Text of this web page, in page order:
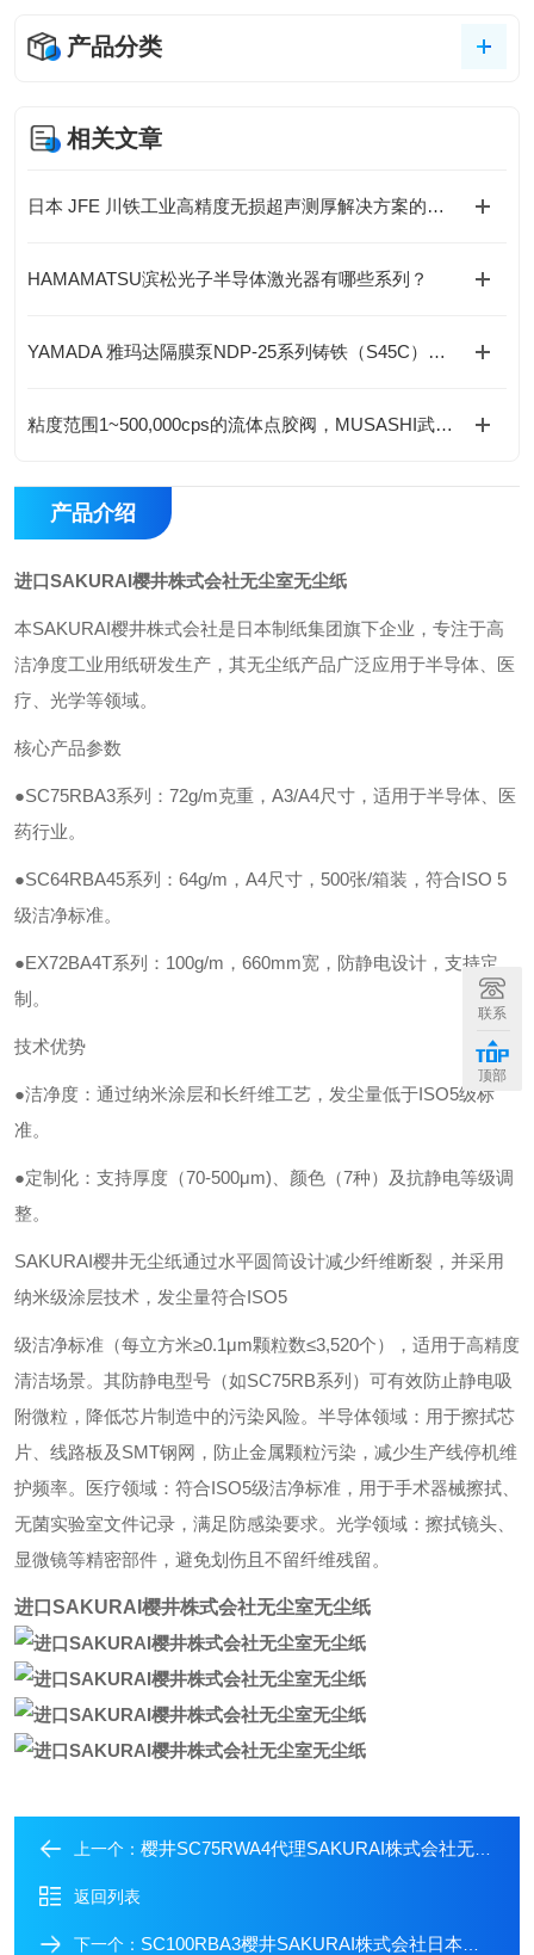
产品分类
相关文章
日本 JFE 川铁工业高精度无损超声测厚解决方案的优势有哪些？
HAMAMATSU滨松光子半导体激光器有哪些系列？
YAMADA 雅玛达隔膜泵NDP-25系列铸铁（S45C）简介
粘度范围1~500,000cps的流体点胶阀，MUSASHI武藏雾化阀
产品介绍
进口SAKURAI樱井株式会社无尘室无尘纸
本SAKURAI樱井株式会社是日本制纸集团旗下企业，专注于高
洁净度工业用纸研发生产，其无尘纸产品广泛应用于半导体、医
疗、光学等领域。
核心产品参数
●SC75RBA3系列：72g/m克重，A3/A4尺寸，适用于半导体、医
药行业。
●SC64RBA45系列：64g/m，A4尺寸，500张/箱装，符合ISO 5
级洁净标准。
●EX72BA4T系列：100g/m，660mm宽，防静电设计，支持定
制。
技术优势
●洁净度：通过纳米涂层和长纤维工艺，发尘量低于ISO5级标
准。
●定制化：支持厚度（70-500μm)、颜色（7种）及抗静电等级调
整。
SAKURAI樱井无尘纸通过水平圆筒设计减少纤维断裂，并采用
纳米级涂层技术，发尘量符合ISO5
级洁净标准（每立方米≥0.1μm颗粒数≤3,520个），适用于高精度
清洁场景。其防静电型号（如SC75RB系列）可有效防止静电吸
附微粒，降低芯片制造中的污染风险。半导体领域：用于擦拭芯
片、线路板及SMT钢网，防止金属颗粒污染，减少生产线停机维
护频率。医疗领域：符合ISO5级洁净标准，用于手术器械擦拭、
无菌实验室文件记录，满足防感染要求。光学领域：擦拭镜头、
显微镜等精密部件，避免划伤且不留纤维残留。
进口SAKURAI樱井株式会社无尘室无尘纸
上一个： 樱井SC75RWA4代理SAKURAI株式会社无尘纸无尘室专用纸
返回列表
下一个： SC100RBA3樱井SAKURAI株式会社日本进口纸基无尘纸
联系
顶部